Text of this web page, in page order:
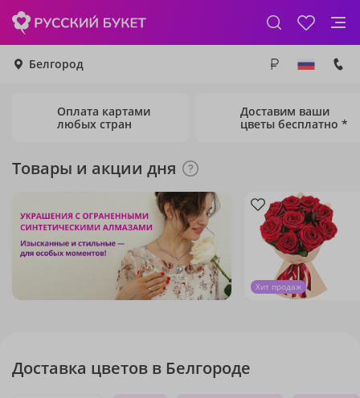
Белгород
Оплата картами
любых стран
Доставим ваши
цветы бесплатно *
Товары и акции дня
Хит продаж
Доставка цветов в Белгороде